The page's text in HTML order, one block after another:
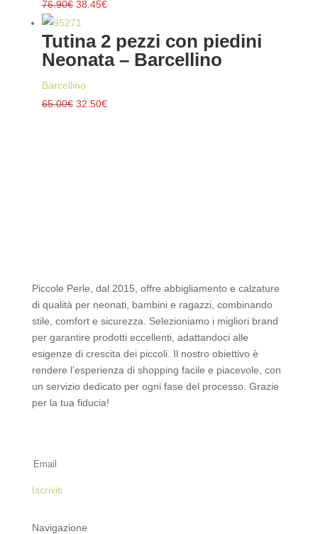
76.90€ Il
prezzo
originale
era:
38.45€Il
attuale
è:
Tutina 2 pezzi con piedini
Neonata – Barcellino
Barcellino
65.00€ Il
32.50€Il
Piccole Perle, dal 2015, offre abbigliamento e calzature
di qualità per neonati, bambini e ragazzi, combinando
stile, comfort e sicurezza. Selezioniamo i migliori brand
per garantire prodotti eccellenti, adattandoci alle
esigenze di crescita dei piccoli. Il nostro obiettivo è
rendere l’esperienza di shopping facile e piacevole, con
un servizio dedicato per ogni fase del processo. Grazie
per la tua fiducia!
Iscriviti
Navigazione